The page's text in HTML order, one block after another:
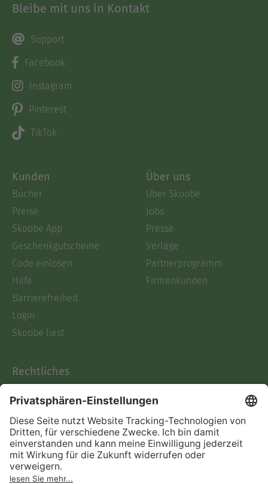
Bleibe mit uns in Kontakt
Support
Facebook
Instagram
Pinterest
TikTok
Kunden
Bücher
Preise
Skoobe App
Geschenkgutscheine
Code einlösen
Hilfe
Barrierefreiheit
Login
Skoobe liest
Über uns
Über Skoobe
Jobs
Presse
Verlage
Partnerprogramm
Firmenkunden
Rechtliches
AGB
Informationen nach Data
Act
Verträge hier kündigen
Impressum